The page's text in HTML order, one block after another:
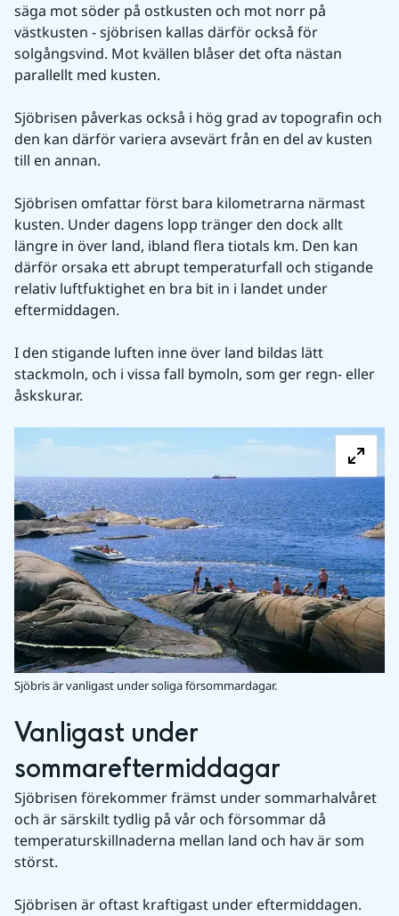
säga mot söder på ostkusten och mot norr på
västkusten - sjöbrisen kallas därför också för
solgångsvind. Mot kvällen blåser det ofta nästan
parallellt med kusten.
Sjöbrisen påverkas också i hög grad av topografin och
den kan därför variera avsevärt från en del av kusten
till en annan.
Sjöbrisen omfattar först bara kilometrarna närmast
kusten. Under dagens lopp tränger den dock allt
längre in över land, ibland flera tiotals km. Den kan
därför orsaka ett abrupt temperaturfall och stigande
relativ luftfuktighet en bra bit in i landet under
eftermiddagen.
I den stigande luften inne över land bildas lätt
stackmoln, och i vissa fall bymoln, som ger regn- eller
åskskurar.
Sjöbris är vanligast under soliga försommardagar.
Vanligast under
sommareftermiddagar
Sjöbrisen förekommer främst under sommarhalvåret
och är särskilt tydlig på vår och försommar då
temperaturskillnaderna mellan land och hav är som
störst.
Sjöbrisen är oftast kraftigast under eftermiddagen.